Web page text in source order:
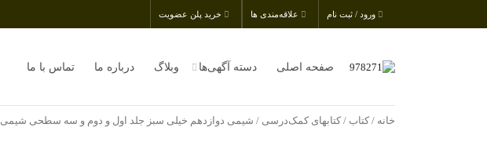
ورود / ثبت نام علاقه‌مندی ها خرید پلن عضویت
صفحه اصلی دسته آگهی‌ها وبلاگ درباره ما تماس با ما
خانه / کتاب / کتابهای کمک‌درسی / شیمی دوازدهم خیلی سبز جلد اول و دوم و سه سطحی شیمی ١٢ و شیمی دهم کانون